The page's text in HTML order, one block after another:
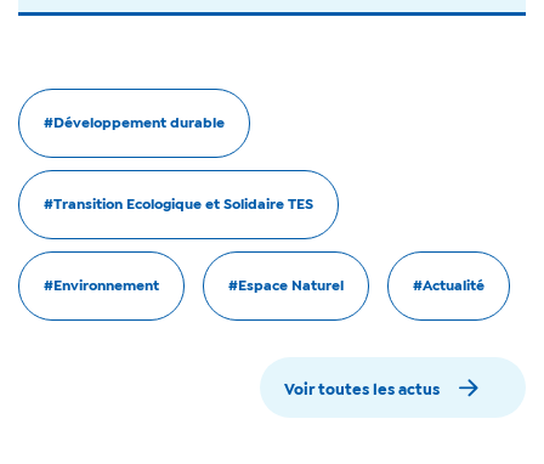
#Développement durable
#Transition Ecologique et Solidaire TES
#Environnement #Espace Naturel #Actualité
Voir toutes les actus